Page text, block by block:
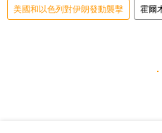
美國和以色列對伊朗發動襲擊 霍爾